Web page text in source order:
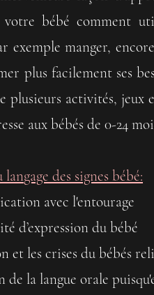
bébé comment
exemple manger, enc
plus facilement ses
plusieurs activités,
aux bébés de 0-24
langage des signes bébé:
avec l'entourage
d’expression du bébé
les crises du bébés
de la langue orale